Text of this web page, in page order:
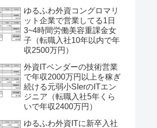
ゆるふわ外資コングロマリ
ット企業で営業してる1日
3~4時間労働美容重課金女
子（転職入社10年以内で年
収2500万円）
外資ITベンダーの技術営業
で年収2000万円以上を稼ぎ
続ける元弱小SIerのITエン
ジニア（転職入社5年くら
いで年収2400万円）
ゆるふわ外資ITに新卒入社